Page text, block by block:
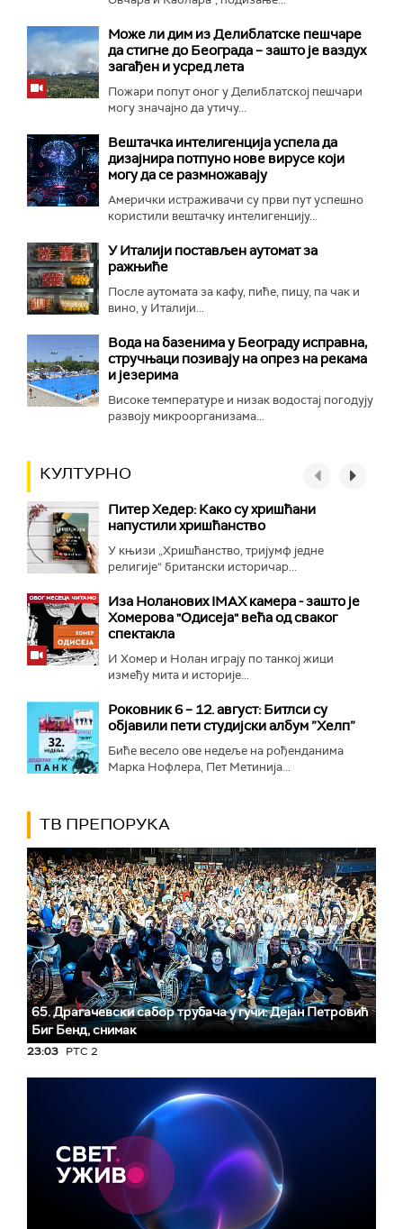
Може ли дим из Делиблатске пешчаре
да стигне до Београда – зашто је ваздух
загађен и усред лета
Пожари попут оног у Делиблатској пешчари
могу значајно да утичу...
Вештачка интелигенција успела да
дизајнира потпуно нове вирусе који
могу да се размножавају
Амерички истраживачи су први пут успешно
користили вештачку интелигенцију...
У Италији постављен аутомат за
ражњиће
После аутомата за кафу, пиће, пицу, па чак и
вино, у Италији...
Вода на базенима у Београду исправна,
стручњаци позивају на опрез на рекама
и језерима
Високе температуре и низак водостај погодују
развоју микроорганизама...
КУЛТУРНО
Питер Хедер: Како су хришћани
напустили хришћанство
У књизи „Хришћанство, тријумф једне
религије“ британски историчар...
Иза Ноланових IMAX камера - зашто је
Хомерова "Одисеја" већа од сваког
спектакла
И Хомер и Нолан играју по танкој жици
између мита и историје...
Роковник 6 – 12. август: Битлси су
објавили пети студијски албум ”Хелп”
Биће весело ове недеље на рођенданима
Марка Нофлера, Пет Метинија...
ТВ ПРЕПОРУКА
65. Драгачевски сабор трубача у гучи: Дејан Петровић
Биг Бeнд, снимак
23:03 РТС 2